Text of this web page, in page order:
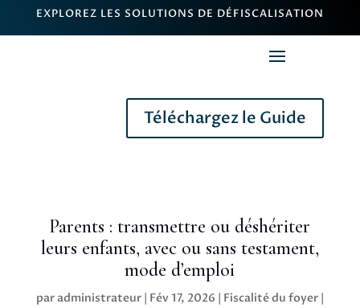
EXPLOREZ LES SOLUTIONS DE DÉFISCALISATION
Téléchargez le Guide
Parents : transmettre ou déshériter
leurs enfants, avec ou sans testament,
mode d’emploi
paradministrateur| Fév 17, 2026 | Fiscalité du foyer|